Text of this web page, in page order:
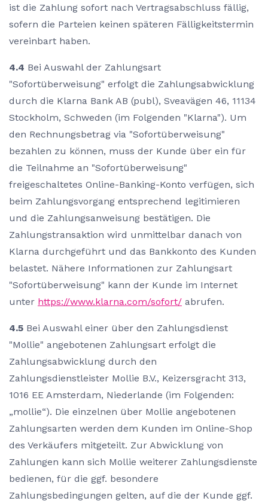
ist die Zahlung sofort nach Vertragsabschluss fällig,
sofern die Parteien keinen späteren Fälligkeitstermin
vereinbart haben.
4.4 Bei Auswahl der Zahlungsart
"Sofortüberweisung" erfolgt die Zahlungsabwicklung
durch die Klarna Bank AB (publ), Sveavägen 46, 11134
Stockholm, Schweden (im Folgenden "Klarna"). Um
den Rechnungsbetrag via "Sofortüberweisung"
bezahlen zu können, muss der Kunde über ein für
die Teilnahme an "Sofortüberweisung"
freigeschaltetes Online-Banking-Konto verfügen, sich
beim Zahlungsvorgang entsprechend legitimieren
und die Zahlungsanweisung bestätigen. Die
Zahlungstransaktion wird unmittelbar danach von
Klarna durchgeführt und das Bankkonto des Kunden
belastet. Nähere Informationen zur Zahlungsart
"Sofortüberweisung" kann der Kunde im Internet
unter https://www.klarna.com/sofort/ abrufen.
4.5 Bei Auswahl einer über den Zahlungsdienst
"Mollie" angebotenen Zahlungsart erfolgt die
Zahlungsabwicklung durch den
Zahlungsdienstleister Mollie B.V., Keizersgracht 313,
1016 EE Amsterdam, Niederlande (im Folgenden:
„mollie“). Die einzelnen über Mollie angebotenen
Zahlungsarten werden dem Kunden im Online-Shop
des Verkäufers mitgeteilt. Zur Abwicklung von
Zahlungen kann sich Mollie weiterer Zahlungsdienste
bedienen, für die ggf. besondere
Zahlungsbedingungen gelten, auf die der Kunde ggf.